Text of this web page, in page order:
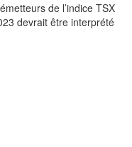
de l’indice TSX
devrait être interprété